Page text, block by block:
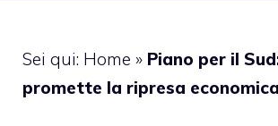
Sei qui: Home » Piano per il
promette la ripresa economica